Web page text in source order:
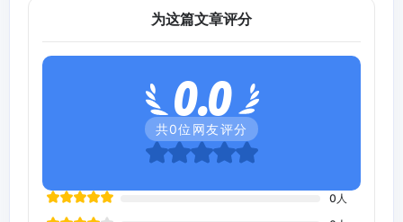
为这篇文章评分
0.0
共0位网友评分
0 人